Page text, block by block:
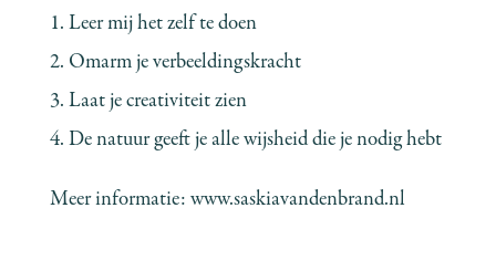
1. Leer mij het zelf te doen
2. Omarm je verbeeldingskracht
3. Laat je creativiteit zien
4. De natuur geeft je alle wijsheid die je nodig hebt
Meer informatie:www.saskiavandenbrand.nl